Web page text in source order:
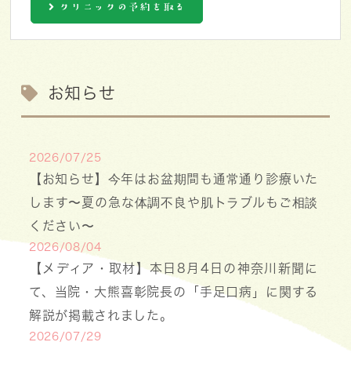
クリニックの予約を取る
お知らせ
2026/07/25
【お知らせ】今年はお盆期間も通常通り診療いた
します〜夏の急な体調不良や肌トラブルもご相談
ください〜
2026/08/04
【メディア・取材】本日8月4日の神奈川新聞に
て、当院・大熊喜彰院長の「手足口病」に関する
解説が掲載されました。
2026/07/29